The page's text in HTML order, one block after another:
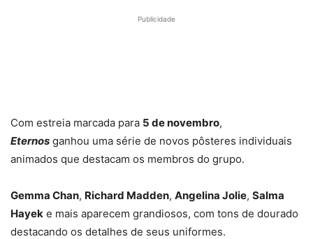
do gênero
Publicidade
Com estreia marcada para 5 de novembro,
Eternos ganhou uma série de novos pôsteres individuais
animados que destacam os membros do grupo.
Gemma Chan, Richard Madden, Angelina Jolie, Salma
Hayek e mais aparecem grandiosos, com tons de dourado
destacando os detalhes de seus uniformes.